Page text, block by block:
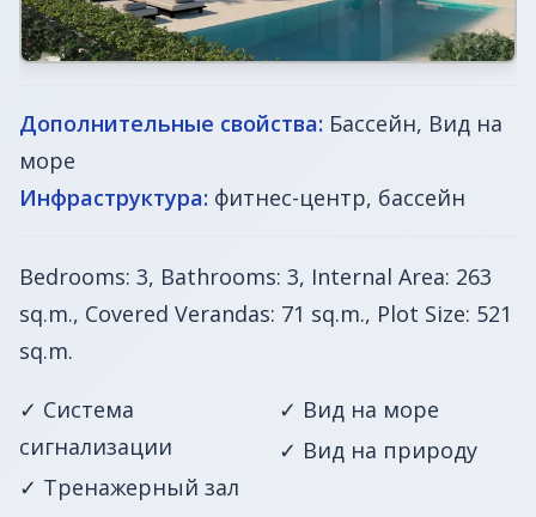
Дополнительные свойства: Бассейн, Вид на
море
Инфраструктура: фитнес-центр, бассейн
Bedrooms: 3, Bathrooms: 3, Internal Area: 263
sq.m., Covered Verandas: 71 sq.m., Plot Size: 521
sq.m.
✓ Система
сигнализации
✓ Тренажерный зал
✓ Вид на море
✓ Вид на природу